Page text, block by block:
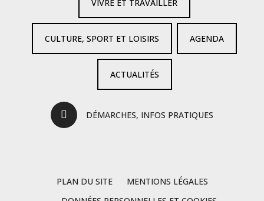
VIVRE ET TRAVAILLER
CULTURE, SPORT ET LOISIRS AGENDA
ACTUALITÉS
DÉMARCHES, INFOS PRATIQUES
PLAN DU SITE
MENTIONS LÉGALES